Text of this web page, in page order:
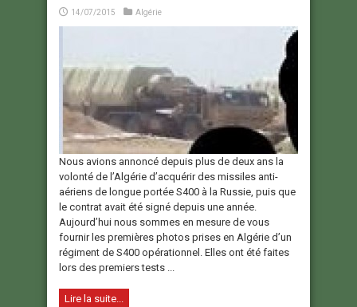
14/07/2015 Algérie
Nous avions annoncé depuis plus de deux ans la
volonté de l’Algérie d’acquérir des missiles anti-
aériens de longue portée S400 à la Russie, puis que
le contrat avait été signé depuis une année.
Aujourd’hui nous sommes en mesure de vous
fournir les premières photos prises en Algérie d’un
régiment de S400 opérationnel. Elles ont été faites
lors des premiers tests ...
Lire la suite...